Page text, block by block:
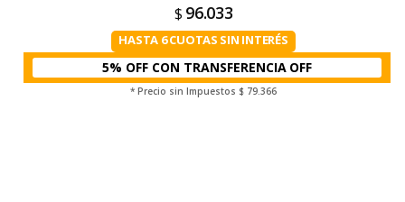
$ 96.033
HASTA 6 CUOTAS SIN INTERÉS
5% OFF CON TRANSFERENCIA
* Precio sin Impuestos $ 79.366